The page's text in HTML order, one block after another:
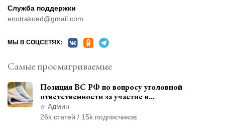
Служба поддержки
enotrakoed@gmail.com
МЫ В СОЦСЕТЯХ:
Самые просматриваемые
Позиция ВС РФ по вопросу уголовной
ответственности за участие в
террористической организации до
официального признания
Админ
26k статей / 15k подписчиков